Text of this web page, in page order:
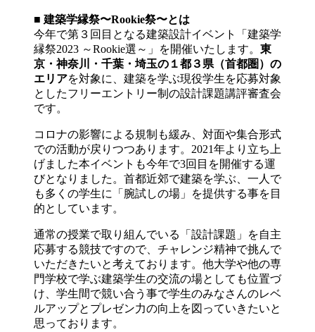
■ 建築学縁祭〜Rookie祭〜とは
今年で第３回目となる建築設計イベント「建築学
縁祭2023 ～Rookie選～」を開催いたします。 東
京・神奈川・千葉・埼玉の１都３県（首都圏）の
エリアを対象に、建築を学ぶ現役学生を応募対象
としたフリーエントリー制の設計課題講評審査会
です。
コロナの影響による規制も緩み、対面や集合形式
での活動が戻りつつあります。2021年より立ち上
げました本イベントも今年で3回目を開催する運
びとなりました。首都近郊で建築を学ぶ、一人で
も多くの学生に「腕試しの場」を提供する事を目
的としています。
通常の授業で取り組んでいる「設計課題」を自主
応募する競技ですので、チャレンジ精神で挑んで
いただきたいと考えております。他大学や他の専
門学校で学ぶ建築学生の交流の場としても位置づ
け、学生間で競い合う事で学生のみなさんのレベ
ルアップとプレゼン力の向上を図っていきたいと
思っております。